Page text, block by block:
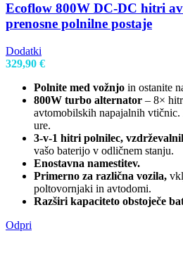
Ecoflow 800W DC-DC hitri
prenosne polnilne postaje
Dodatki
329,90 €
Polnite med vožnjo in ostanite
800W turbo alternator – 8×
avtomobilskih napajalnih
ure.
3-v-1 hitri polnilec,
vašo baterijo v odličnem stanju.
Enostavna namestitev.
Primerno za različna vozila,
poltovornjaki in avtodomi.
Razširi kapaciteto obstoječe
Odpri